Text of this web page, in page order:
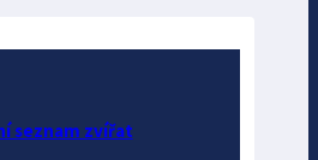
seznam zvířat